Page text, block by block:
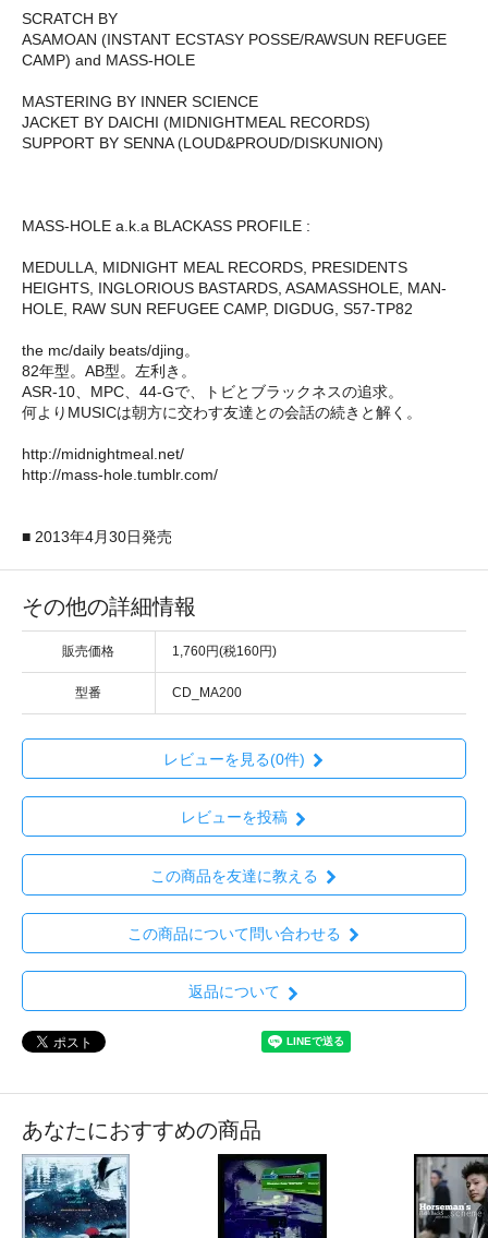
SCRATCH BY
ASAMOAN (INSTANT ECSTASY POSSE/RAWSUN REFUGEE
CAMP) and MASS-HOLE
MASTERING BY INNER SCIENCE
JACKET BY DAICHI (MIDNIGHTMEAL RECORDS)
SUPPORT BY SENNA (LOUD&PROUD/DISKUNION)
MASS-HOLE a.k.a BLACKASS PROFILE :
MEDULLA, MIDNIGHT MEAL RECORDS, PRESIDENTS
HEIGHTS, INGLORIOUS BASTARDS, ASAMASSHOLE, MAN-
HOLE, RAW SUN REFUGEE CAMP, DIGDUG, S57-TP82
the mc/daily beats/djing。
82年型。AB型。左利き。
ASR-10、MPC、44-Gで、トビとブラックネスの追求。
何よりMUSICは朝方に交わす友達との会話の続きと解く。
http://midnightmeal.net/
http://mass-hole.tumblr.com/
■ 2013年4月30日発売
その他の詳細情報
販売価格 1,760円(税160円)
型番 CD_MA200
レビューを見る(0件)
レビューを投稿
この商品を友達に教える
この商品について問い合わせる
返品について
あなたにおすすめの商品